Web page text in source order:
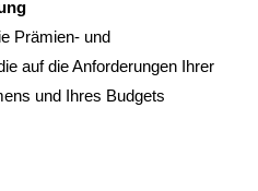
Prämien- und
auf die Anforderungen Ihrer
und Ihres Budgets